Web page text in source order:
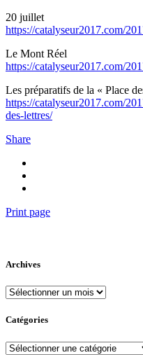
20 juillet
https://catalyseur2017.com/
Le Mont Réel
https://catalyseur2017.com/
Les préparatifs de la « Place
https://catalyseur2017.com/
des-lettres/
Share
Print page
Archives
Archives
Catégories
Catégories